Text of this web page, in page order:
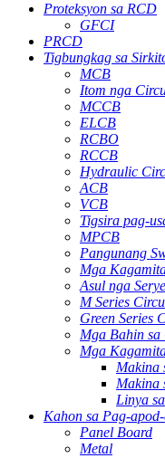
Proteksyon sa RCD
GFCI
PRCD
Tigbungkag sa
MCB
Itom nga
MCCB
ELCB
RCBO
RCCB
Hydraulic
ACB
VCB
Tigsira pag-
MPCB
Pangunang
Mga
Asul nga
M Series
Green Series
Mga Bahin
Mga
Makina
Makina
Linya
Kahon sa Pag-
Panel Board
Metal